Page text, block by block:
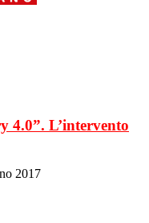
4.0”. L’intervento
2017